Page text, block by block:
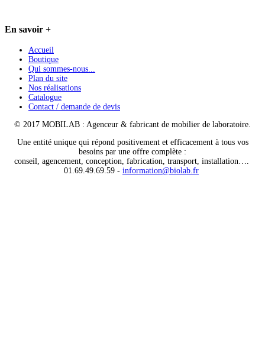
En savoir +
Accueil
Boutique
Qui sommes-nous...
Plan du site
Nos réalisations
Catalogue
Contact / demande de devis
© 2017 MOBILAB : Agenceur & fabricant de mobilier de laboratoire.
Une entité unique qui répond positivement et efficacement à tous vos
besoins par une offre complète :
conseil, agencement, conception, fabrication, transport, installation….
01.69.49.69.59 - information@biolab.fr